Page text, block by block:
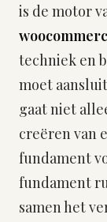
is de motor
techniek en
moet
gaat niet
creëren van
fundament
fundament
samen het